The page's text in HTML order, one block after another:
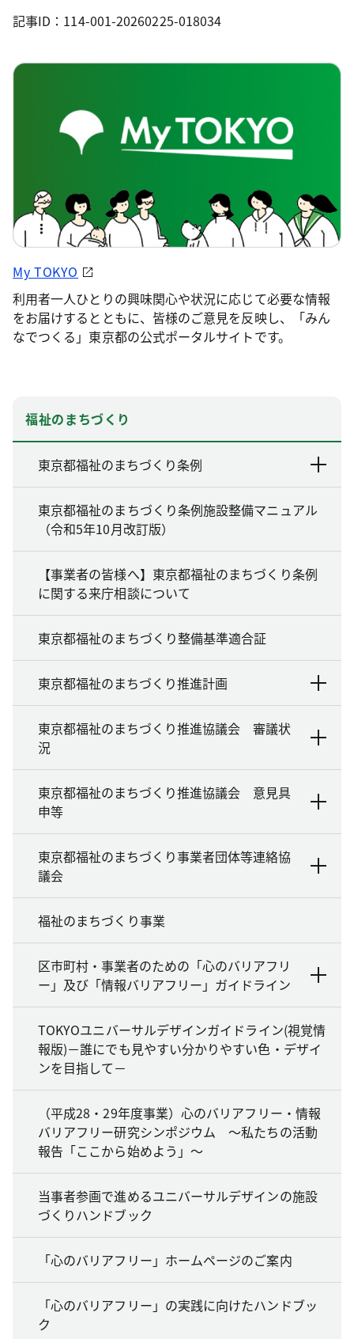
記事ID：114-001-20260225-018034
My TOKYO
利用者一人ひとりの興味関心や状況に応じて必要な情報
をお届けするとともに、皆様のご意見を反映し、「みん
なでつくる」東京都の公式ポータルサイトです。
福祉のまちづくり
東京都福祉のまちづくり条例
東京都福祉のまちづくり条例施設整備マニュアル
（令和5年10月改訂版）
【事業者の皆様へ】東京都福祉のまちづくり条例
に関する来庁相談について
東京都福祉のまちづくり整備基準適合証
東京都福祉のまちづくり推進計画
東京都福祉のまちづくり推進協議会 審議状
況
東京都福祉のまちづくり推進協議会 意見具
申等
東京都福祉のまちづくり事業者団体等連絡協
議会
福祉のまちづくり事業
区市町村・事業者のための「心のバリアフリ
ー」及び「情報バリアフリー」ガイドライン
TOKYOユニバーサルデザインガイドライン(視覚情
報版)－誰にでも見やすい分かりやすい色・デザイ
ンを目指して－
（平成28・29年度事業）心のバリアフリー・情報
バリアフリー研究シンポジウム ～私たちの活動
報告「ここから始めよう」～
当事者参画で進めるユニバーサルデザインの施設
づくりハンドブック
「心のバリアフリー」ホームページのご案内
「心のバリアフリー」の実践に向けたハンドブッ
ク